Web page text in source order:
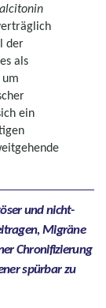
der
als
ein
und nicht-
Migräne
Chronifizierung
spürbar zu